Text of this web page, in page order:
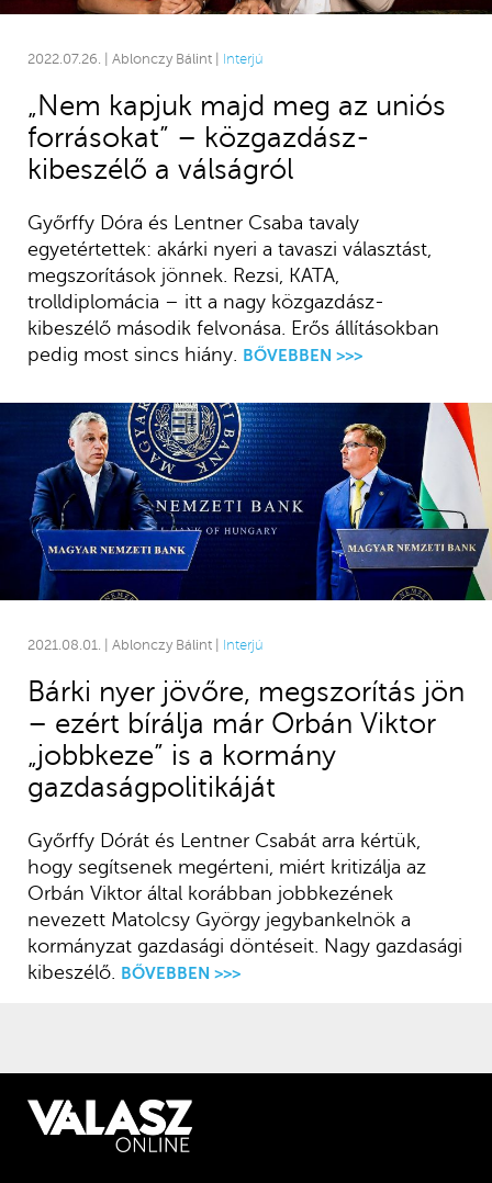
2022.07.26. | Ablonczy Bálint | Interjú
„Nem kapjuk majd meg az uniós
forrásokat” – közgazdász-
kibeszélő a válságról
Győrffy Dóra és Lentner Csaba tavaly
egyetértettek: akárki nyeri a tavaszi választást,
megszorítások jönnek. Rezsi, KATA,
trolldiplomácia – itt a nagy közgazdász-
kibeszélő második felvonása. Erős állításokban
pedig most sincs hiány.
BŐVEBBEN >>>
2021.08.01. | Ablonczy Bálint | Interjú
Bárki nyer jövőre, megszorítás jön
– ezért bírálja már Orbán Viktor
„jobbkeze” is a kormány
gazdaságpolitikáját
Győrffy Dórát és Lentner Csabát arra kértük,
hogy segítsenek megérteni, miért kritizálja az
Orbán Viktor által korábban jobbkezének
nevezett Matolcsy György jegybankelnök a
kormányzat gazdasági döntéseit. Nagy gazdasági
kibeszélő.
BŐVEBBEN >>>